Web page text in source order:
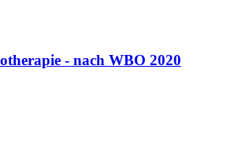
- nach WBO 2020